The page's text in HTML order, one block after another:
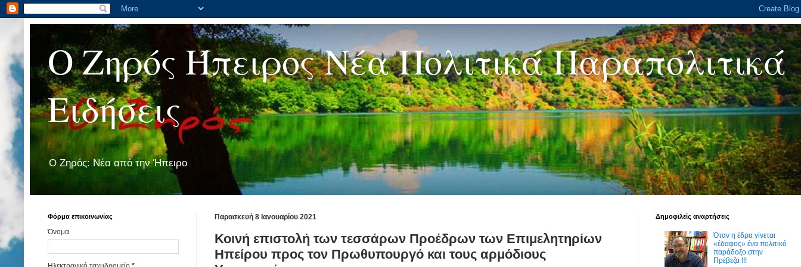
Ο Ζηρός Ήπειρος Νέα Πολιτικά Παραπολιτικά
Ειδήσεις
Ο Ζηρός: Νέα από την Ήπειρο
Παρασκευή 8 Ιανουαρίου 2021
Κοινή επιστολή των τεσσάρων Προέδρων των Επιμελητηρίων
Ηπείρου προς τον Πρωθυπουργό και τους αρμόδιους
Φόρμα επικοινωνίας
Όνομα
Δημοφιλείς αναρτήσεις
Όταν η έδρα γίνεται
«έδαφος» ένα πολιτικό
παράδοξο στην
Πρέβεζα !!!